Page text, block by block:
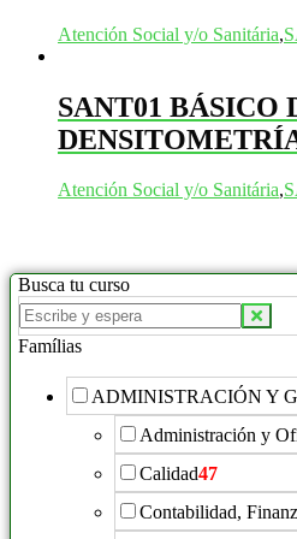
Atención Social y/o Sanitária,
SANT01 BÁSICO
Atención Social y/o Sanitária,
Busca tu curso
Famílias
ADMINISTRACIÓN Y
Administración y
Calidad47
Contabilidad,